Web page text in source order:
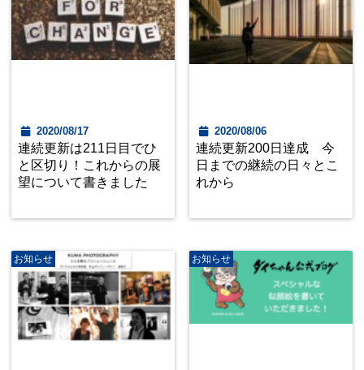
2020/08/17
連続更新は211日目でひ
と区切り！これからの展
望について書きました
2020/08/06
連続更新200日達成 今
日までの継続の日々とこ
れから
お知らせ お知らせ